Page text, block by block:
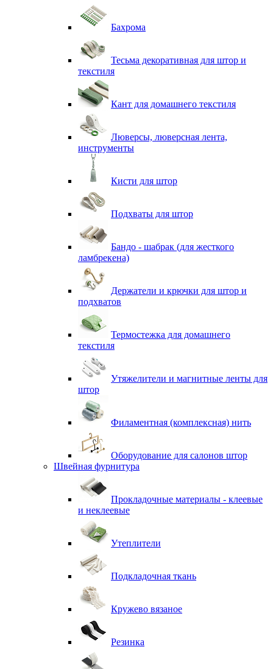
Бахрома
Тесьма декоративная для штор и
текстиля
Кант для домашнего текстиля
Люверсы, люверсная лента,
инструменты
Кисти для штор
Подхваты для штор
Бандо - шабрак (для жесткого
ламбрекена)
Держатели и крючки для штор и
подхватов
Термостежка для домашнего
текстиля
Утяжелители и магнитные ленты для
штор
Филаментная (комплексная) нить
Оборудование для салонов штор
Швейная фурнитура
Прокладочные материалы - клеевые
и неклеевые
Утеплители
Подкладочная ткань
Кружево вязаное
Резинка